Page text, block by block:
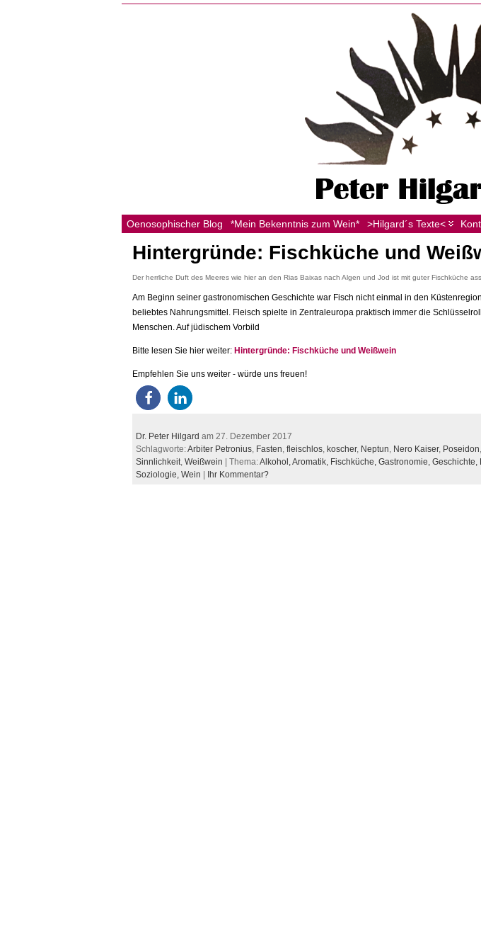
Oenosophischer Blog *Mein Bekenntnis zum Wein* >Hilgard´s Texte<
Hintergründe: Fischküche und
Der herrliche Duft des Meeres wie hier an den Rias Baixas nach Algen und Jod ist mit guter Fischküche
Am Beginn seiner gastronomischen Geschichte war Fisch nicht einmal in den
beliebtes Nahrungsmittel. Fleisch spielte in Zentraleuropa praktisch immer die
Menschen. Auf jüdischem Vorbild
Bitte lesen Sie hier weiter: Hintergründe: Fischküche und Weißwein
Empfehlen Sie uns weiter - würde uns freuen!
Dr. Peter Hilgard am 27. Dezember 2017
Schlagworte:Arbiter Petronius Fasten fleischlos koscher, Neptun Nero Kaiser, Poseidon
Sinnlichkeit Weißwein | Thema:Alkohol, Aromatik, Fischküche, Gastronomie, Geschichte,
Soziologie, Wein | Ihr Kommentar?